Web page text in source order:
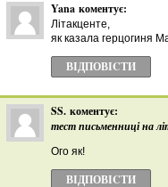
Yana коментує:
Літакценте,
як казала герцогиня
ВІДПОВІCТИ
SS. коментує:
тест письменниці на
Ого як!
ВІДПОВІCТИ